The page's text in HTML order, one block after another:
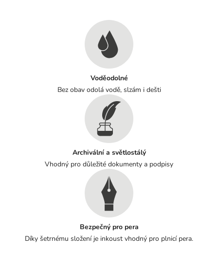
Voděodolné
Bez obav odolá vodě, slzám i dešti
Archivální a světlostálý
Vhodný pro důležité dokumenty a podpisy
Bezpečný pro pera
Díky šetrnému složení je inkoust vhodný pro plnicí pera.